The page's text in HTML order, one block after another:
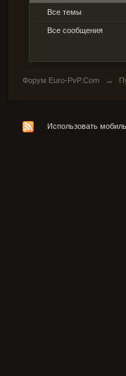
Все темы
Все сообщения
Форум Euro-PvP.Com →
Использовать